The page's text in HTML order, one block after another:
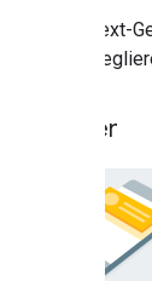
GMA Next-
puoi
Banner